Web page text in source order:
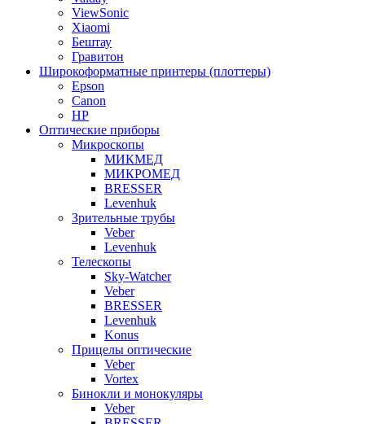
ViewSonic
Xiaomi
Бештау
Гравитон
Широкоформатные принтеры (плоттеры)
Epson
Canon
HP
Оптические приборы
Микроскопы
МИКМЕД
МИКРОМЕД
BRESSER
Levenhuk
Зрительные трубы
Veber
Levenhuk
Телескопы
Sky-Watcher
Veber
BRESSER
Levenhuk
Konus
Прицелы оптические
Veber
Vortex
Бинокли и монокуляры
Veber